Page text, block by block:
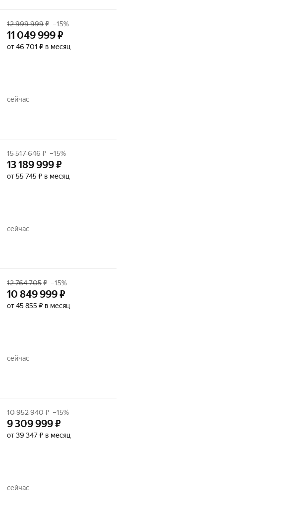
12 999 999₽ –15%
11 049 999₽
от 46 701 ₽ в месяц
сейчас
15 517 646₽ –15%
13 189 999₽
от 55 745 ₽ в месяц
сейчас
12 764 705₽ –15%
10 849 999₽
от 45 855 ₽ в месяц
сейчас
10 952 940₽ –15%
9 309 999₽
от 39 347 ₽ в месяц
сейчас